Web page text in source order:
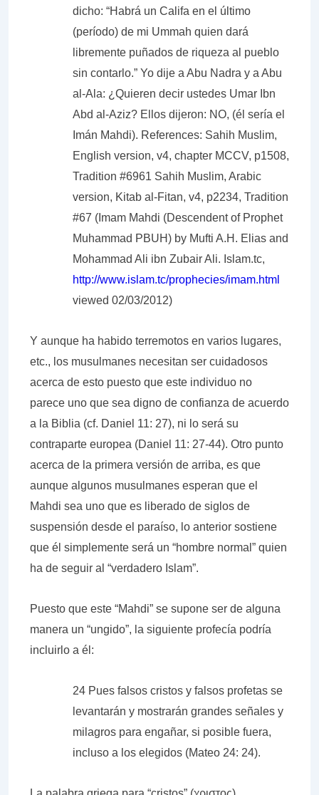
dicho: “Habrá un Califa en el último
(período) de mi Ummah quien dará
libremente puñados de riqueza al pueblo
sin contarlo.” Yo dije a Abu Nadra y a Abu
al-Ala: ¿Quieren decir ustedes Umar Ibn
Abd al-Aziz? Ellos dijeron: NO, (él sería el
Imán Mahdi). References: Sahih Muslim,
English version, v4, chapter MCCV, p1508,
Tradition #6961 Sahih Muslim, Arabic
version, Kitab al-Fitan, v4, p2234, Tradition
#67 (Imam Mahdi (Descendent of Prophet
Muhammad PBUH) by Mufti A.H. Elias and
Mohammad Ali ibn Zubair Ali. Islam.tc,
http://www.islam.tc/prophecies/imam.html
viewed 02/03/2012)
Y aunque ha habido terremotos en varios lugares,
etc., los musulmanes necesitan ser cuidadosos
acerca de esto puesto que este individuo no
parece uno que sea digno de confianza de acuerdo
a la Biblia (cf. Daniel 11: 27), ni lo será su
contraparte europea (Daniel 11: 27-44). Otro punto
acerca de la primera versión de arriba, es que
aunque algunos musulmanes esperan que el
Mahdi sea uno que es liberado de siglos de
suspensión desde el paraíso, lo anterior sostiene
que él simplemente será un “hombre normal” quien
ha de seguir al “verdadero Islam”.
Puesto que este “Mahdi” se supone ser de alguna
manera un “ungido”, la siguiente profecía podría
incluirlo a él:
24 Pues falsos cristos y falsos profetas se
levantarán y mostrarán grandes señales y
milagros para engañar, si posible fuera,
incluso a los elegidos (Mateo 24: 24).